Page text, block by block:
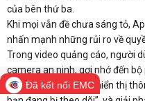
của bên thứ ba.
Khi mọi vẫn đề chưa sáng tỏ,
nhấn mạnh những rủi ro về
Trong video quảng cáo, người
camera an ninh, gợi nhớ đến
Hitchcock. Màn hình hiển thị
Đã kết nối EMC